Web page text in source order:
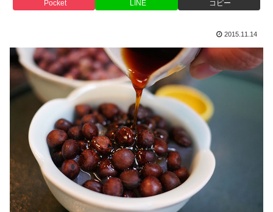
Pocket LINE コピー
2015.11.14